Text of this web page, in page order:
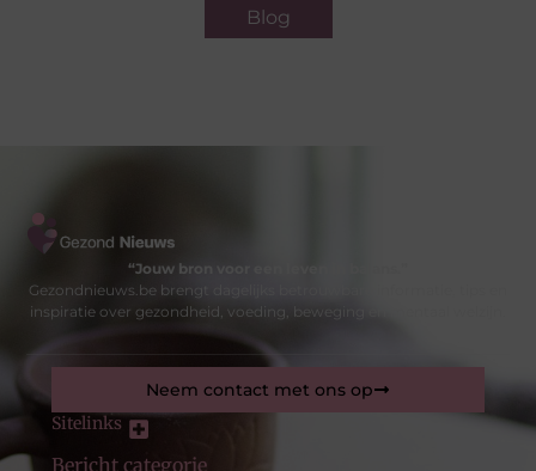
Blog
“Jouw bron voor een leven in balans.”
Gezondnieuws.be brengt dagelijks betrouwbare informatie, tips en
inspiratie over gezondheid, voeding, beweging en mentaal welzijn.
Sitelinks
Bericht categorie
Neem contact met ons op